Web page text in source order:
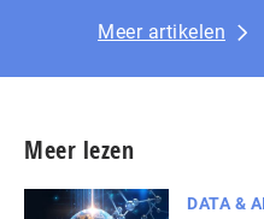
Meer artikelen
Meer lezen
DATA & AI